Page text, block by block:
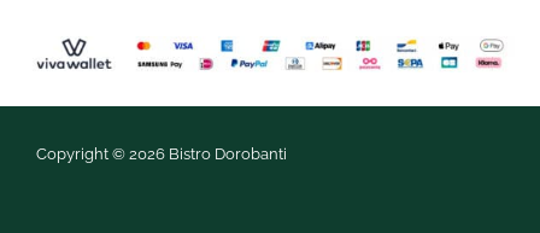
Copyright © 2026 Bistro Dorobanti